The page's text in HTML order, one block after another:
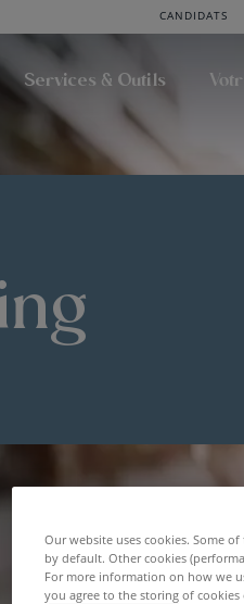
CANDIDATS
Services & Outils
Our website uses cookies. Some
by default. Other cookies
For more information on how we
you agree to the storing of cookies